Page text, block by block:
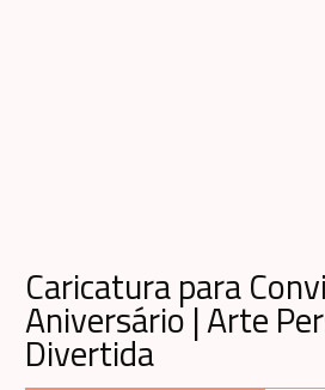
Caricatura para
Aniversário | Arte
Divertida